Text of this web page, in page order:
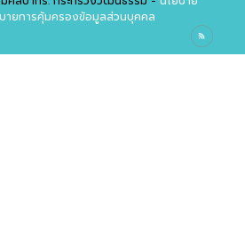
ายการคุ้มครองข้อมูลส่วนบุคคล